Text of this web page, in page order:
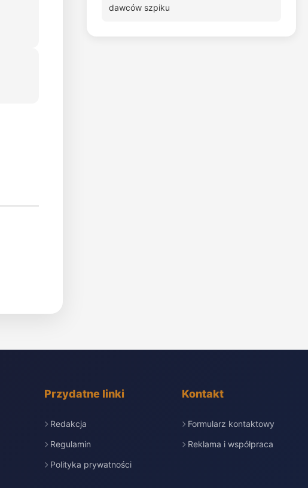
dawców szpiku
Przydatne linki
Redakcja
Regulamin
Polityka prywatności
Kontakt
Formularz kontaktowy
Reklama i współpraca